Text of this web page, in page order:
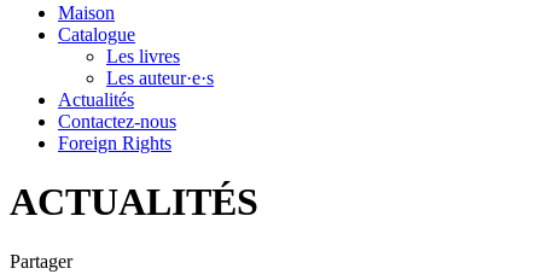
Maison
Catalogue
Les livres
Les auteur·e·s
Actualités
Contactez-nous
Foreign Rights
ACTUALITÉS
Partager